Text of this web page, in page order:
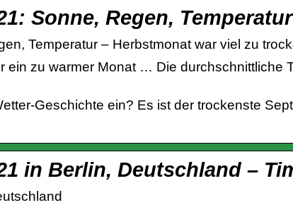
Sonne, Regen, Temperatur
Temperatur – Herbstmonat war viel zu
zu warmer Monat … Die durchschnittliche
Geschichte ein? Es ist der trockenste
in Berlin, Deutschland –